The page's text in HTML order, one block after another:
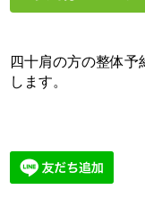
四十肩の方の整体
します。